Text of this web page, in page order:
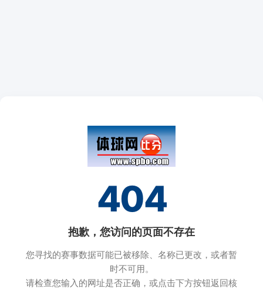
404
抱歉，您访问的页面不存在
您寻找的赛事数据可能已被移除、名称已更改，或者暂
时不可用。
请检查您输入的网址是否正确，或点击下方按钮返回核